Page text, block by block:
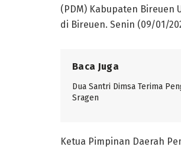
(PDM) Kabupaten Bireuen
di Bireuen. Senin (09/01/
Baca Juga
Dua Santri Dimsa Terima
Sragen
Ketua Pimpinan Daerah